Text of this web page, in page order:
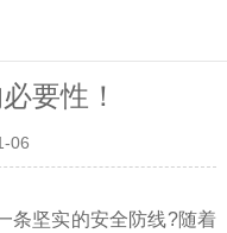
要性！
06
条坚实的安全防线?随着